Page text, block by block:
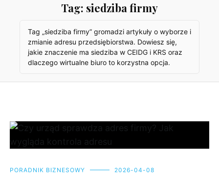
Tag: siedziba firmy
Tag „siedziba firmy” gromadzi artykuły o wyborze i
zmianie adresu przedsiębiorstwa. Dowiesz się,
jakie znaczenie ma siedziba w CEIDG i KRS oraz
dlaczego wirtualne biuro to korzystna opcja.
PORADNIK BIZNESOWY 2026-04-08